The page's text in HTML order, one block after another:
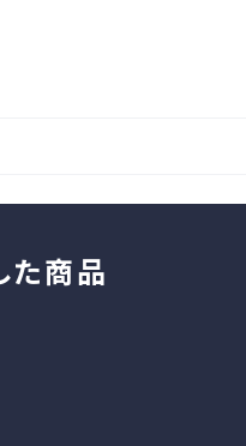
た商品